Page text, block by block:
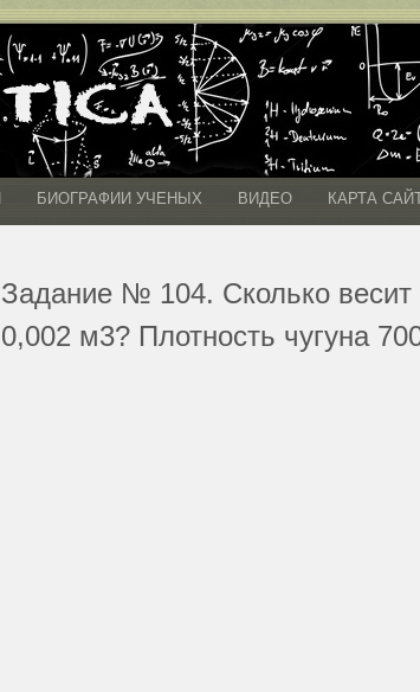
БИОГРАФИИ УЧЕНЫХ ВИДЕО КАРТА
Задание № 104. Сколько весит
0,002 м3? Плотность чугуна